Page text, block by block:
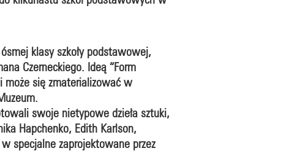
klasy szkoły podstawowej,
Czerneckiego. Ideą “Form
może się zmaterializować w
swoje nietypowe dzieła sztuki,
Hapchenko, Edith Karlson,
specjalne zaprojektowane przez